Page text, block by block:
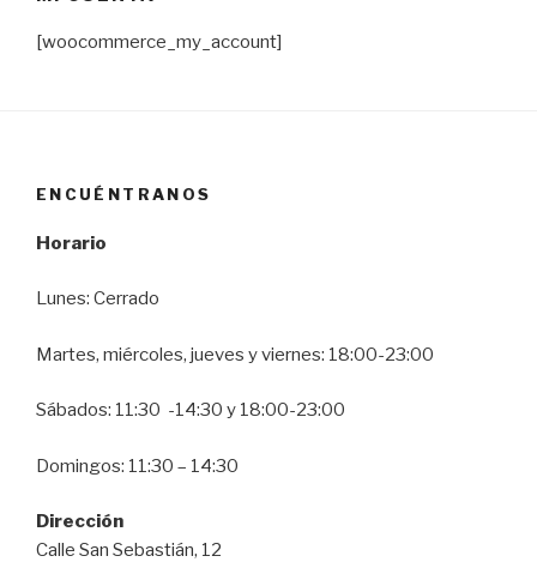
[woocommerce_my_account]
ENCUÉNTRANOS
Horario
Lunes: Cerrado
Martes, miércoles, jueves y viernes: 18:00-23:00
Sábados: 11:30 -14:30 y 18:00-23:00
Domingos: 11:30 – 14:30
Dirección
Calle San Sebastián, 12